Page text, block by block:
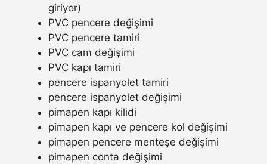
giriyor)
PVC pencere değişimi
PVC pencere tamiri
PVC cam değişimi
PVC kapı tamiri
pencere ispanyolet tamiri
pencere ispanyolet değişimi
pimapen kapı kilidi
pimapen kapı ve pencere kol değişimi
pimapen pencere menteşe değişimi
pimapen conta değişimi